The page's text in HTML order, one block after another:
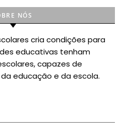
NÓS
cria condições para
educativas tenham
capazes de
educação e da escola.